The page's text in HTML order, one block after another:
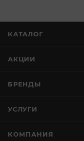
КАТАЛОГ
АКЦИИ
БРЕНДЫ
УСЛУГИ
КОМПАНИЯ